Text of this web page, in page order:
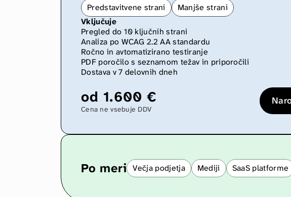
Predstavitvene strani
Manjše strani
Vključuje
Pregled do 10 ključnih strani
Analiza po WCAG 2.2 AA standardu
Ročno in avtomatizirano testiranje
PDF poročilo s seznamom težav in priporočili
Dostava v 7 delovnih dneh
od 1.600 €
Cena ne vsebuje DDV
Po meri Večja podjetja Mediji SaaS platforme